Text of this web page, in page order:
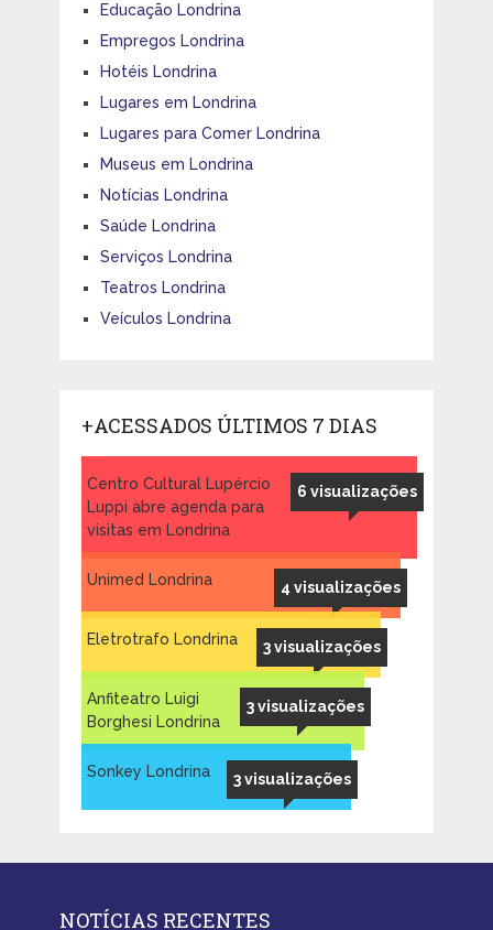
Educação Londrina
Empregos Londrina
Hotéis Londrina
Lugares em Londrina
Lugares para Comer Londrina
Museus em Londrina
Notícias Londrina
Saúde Londrina
Serviços Londrina
Teatros Londrina
Veículos Londrina
+ACESSADOS ÚLTIMOS 7 DIAS
6 visualizações
Centro Cultural Lupércio
Luppi abre agenda para
visitas em Londrina
4 visualizações
Unimed Londrina
3 visualizações
Eletrotrafo Londrina
3 visualizações
Anfiteatro Luigi
Borghesi Londrina
3 visualizações
Sonkey Londrina
NOTÍCIAS RECENTES